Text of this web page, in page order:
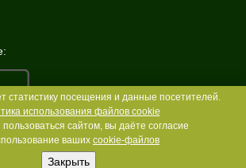
статистику посещения и данные посетителей.
использования файлов cookie
сайтом, вы даёте согласие
ваших cookie-файлов
Закрыть